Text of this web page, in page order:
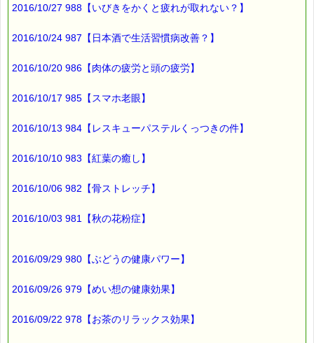
http://www.pass-thyme.com/shopping/bb039.asp
・考えすぎて眠れない時に
→レスキューナイト
と思われるバッチフラワーでした (^^;)
■本日のオススメ情報
━━━━━━━━━━━━━━━━━━━━☆
▼受験生を応援しています！！
▼ストレスケアに役立つレスキューシリーズ特集ページ
2016/10/27 988【いびきをかくと疲れが取れない？】
2016/10/24 987【日本酒で生活習慣病改善？】
2016/10/20 986【肉体の疲労と頭の疲労】
2016/10/17 985【スマホ老眼】
2016/10/13 984【レスキューパステルくっつきの件】
2016/10/10 983【紅葉の癒し】
2016/10/06 982【骨ストレッチ】
2016/10/03 981【秋の花粉症】
2016/09/29 980【ぶどうの健康パワー】
2016/09/26 979【めい想の健康効果】
2016/09/22 978【お茶のリラックス効果】